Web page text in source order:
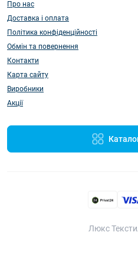
Про нас
Доставка і оплата
Політика конфіденційності
Обмін та повернення
Контакти
Карта сайту
Виробники
Акції
Люкс